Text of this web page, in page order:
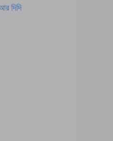
দিদি